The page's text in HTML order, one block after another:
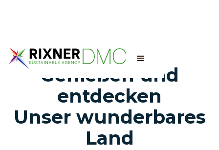
Genießen und
entdecken
Unser wunderbares
Land